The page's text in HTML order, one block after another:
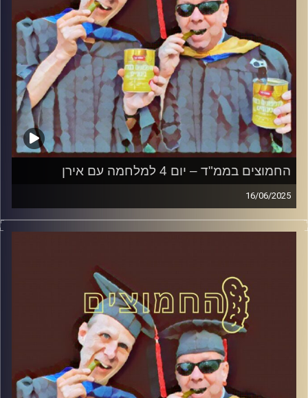
החמוצים בממ"ד – יום 4 למלחמה עם אירן
16/06/2025
המערכת הפוליטית על ספת הפסיכולוג, עם פרופסור בועז בן-
דוד ופרופסור גלעד הירשברגר
קרדיט תמונות:AudioVersity